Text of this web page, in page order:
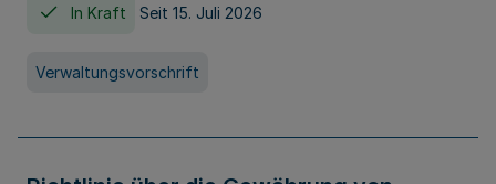
In Kraft Seit 15. Juli 2026
Verwaltungsvorschrift